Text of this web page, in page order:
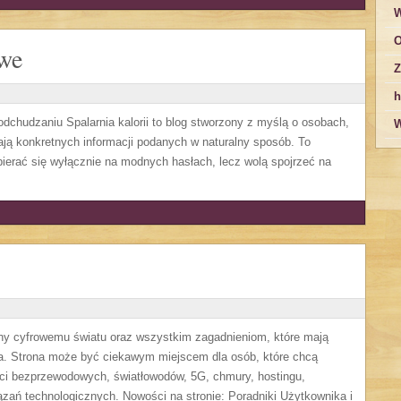
Spalarnia kalorii to blog stworzony z myślą o osobach,
konkretnych informacji podanych w naturalny sposób. To
się wyłącznie na modnych hasłach, lecz wolą spojrzeć na
cyfrowemu światu oraz wszystkim zagadnieniom, które mają
Strona może być ciekawym miejscem dla osób, które chcą
bezprzewodowych, światłowodów, 5G, chmury, hostingu,
technologicznych. Nowości na stronie: Poradniki Użytkownika i